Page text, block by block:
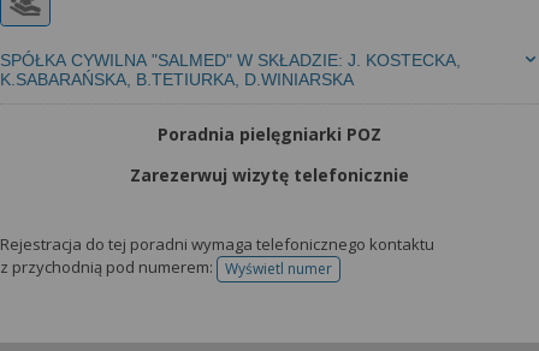
SPÓŁKA CYWILNA "SALMED" W SKŁADZIE: J. KOSTECKA,
K.SABARAŃSKA, B.TETIURKA, D.WINIARSKA
Poradnia pielęgniarki POZ
Zarezerwuj wizytę telefonicznie
Rejestracja do tej poradni wymaga telefonicznego kontaktu
z przychodnią pod numerem:
Wyświetl numertelefonu do rejestracji